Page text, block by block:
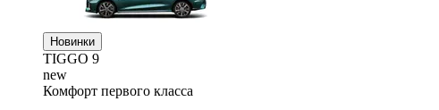
Новинки
TIGGO 9
new
Комфорт первого класса